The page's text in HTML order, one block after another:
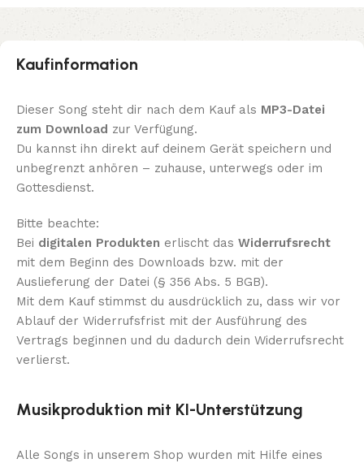
Kaufinformation
Dieser Song steht dir nach dem Kauf als MP3-Datei
zum Download zur Verfügung.
Du kannst ihn direkt auf deinem Gerät speichern und
unbegrenzt anhören – zuhause, unterwegs oder im
Gottesdienst.
Bitte beachte:
Bei digitalen Produkten erlischt das Widerrufsrecht
mit dem Beginn des Downloads bzw. mit der
Auslieferung der Datei (§ 356 Abs. 5 BGB).
Mit dem Kauf stimmst du ausdrücklich zu, dass wir vor
Ablauf der Widerrufsfrist mit der Ausführung des
Vertrags beginnen und du dadurch dein Widerrufsrecht
verlierst.
Musikproduktion mit KI-Unterstützung
Alle Songs in unserem Shop wurden mit Hilfe eines